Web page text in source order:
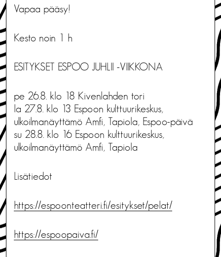
Vapaa pääsy!
Kesto noin 1 h
ESITYKSET ESPOO JUHLII -VIIKKONA
pe 26.8. klo 18 Kivenlahden tori
la 27.8. klo 13 Espoon kulttuurikeskus,
ulkoilmanäyttämö Amfi, Tapiola, Espoo-päivä
su 28.8. klo 16 Espoon kulttuurikeskus,
ulkoilmanäyttämö Amfi, Tapiola
Lisätiedot
https://espoonteatteri.fi/esitykset/pelat/
https://espoopaiva.fi/